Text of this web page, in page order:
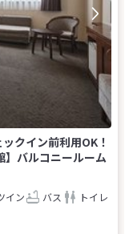
クイン前利用OK！
】バルコニールーム
イン バス
トイレ